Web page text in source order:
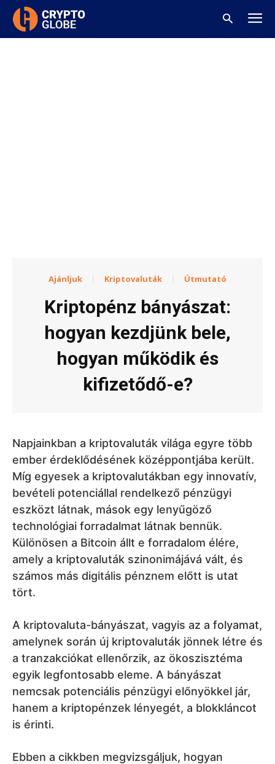
Ajánljuk Kriptovaluták Útmutató
Kriptopénz bányászat:
hogyan kezdjünk bele,
hogyan működik és
kifizetődő-e?
Napjainkban a kriptovaluták világa egyre több
ember érdeklődésének középpontjába került.
Míg egyesek a kriptovalutákban egy innovatív,
bevételi potenciállal rendelkező pénzügyi
eszközt látnak, mások egy lenyűgöző
technológiai forradalmat látnak bennük.
Különösen a Bitcoin állt e forradalom élére,
amely a kriptovaluták szinonimájává vált, és
számos más digitális pénznem előtt is utat
tört.
A kriptovaluta-bányászat, vagyis az a folyamat,
amelynek során új kriptovaluták jönnek létre és
a tranzakciókat ellenőrzik, az ökoszisztéma
egyik legfontosabb eleme. A bányászat
nemcsak potenciális pénzügyi előnyökkel jár,
hanem a kriptopénzek lényegét, a blokkláncot
is érinti.
Ebben a cikkben megvizsgáljuk, hogyan